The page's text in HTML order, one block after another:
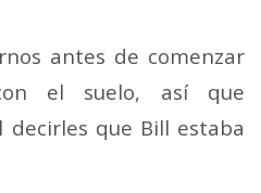
antes de comenzar
el suelo, así que
que Bill estaba